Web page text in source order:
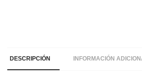
DESCRIPCIÓN INFORMACIÓN